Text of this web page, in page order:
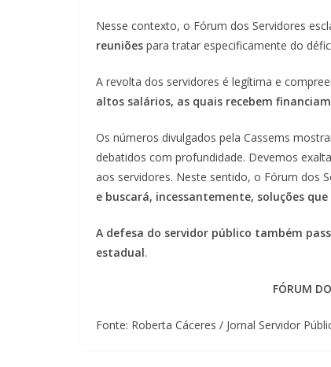
Nesse contexto, o Fórum dos Servidores
reuniões para tratar especificamente do
A revolta dos servidores é legítima e
altos salários, as quais recebem
Os números divulgados pela Cassems
debatidos com profundidade. Devemos
aos servidores. Neste sentido, o Fórum dos
e buscará, incessantemente, soluções
A defesa do servidor público também
estadual.
FÓRUM
Fonte: Roberta Cáceres / Jornal Servidor